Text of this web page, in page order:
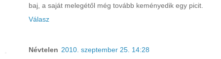
baj, a saját melegétől még tovább keményedik egy picit.
Válasz
Névtelen 2010. szeptember 25. 14:28